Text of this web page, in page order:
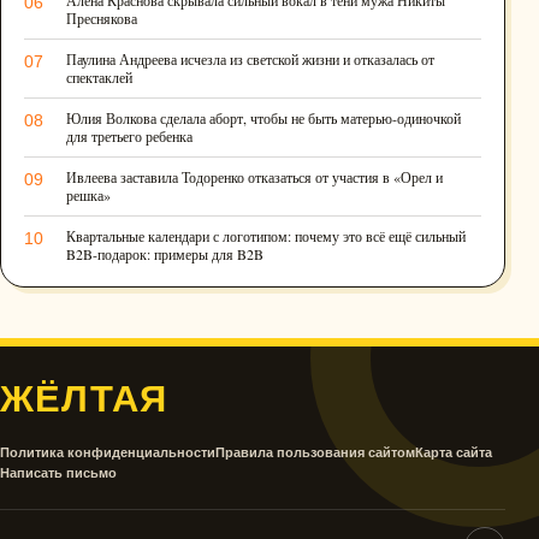
Преснякова
07
Паулина Андреева исчезла из светской жизни и отказалась от
спектаклей
08
Юлия Волкова сделала аборт, чтобы не быть матерью-одиночкой
для третьего ребенка
09
Ивлеева заставила Тодоренко отказаться от участия в «Орел и
решка»
10
Квартальные календари с логотипом: почему это всё ещё сильный
B2B-подарок: примеры для B2B
ЖЁЛТАЯ
Политика конфиденциальностиПравила пользования сайтомКарта сайта
Написать письмо